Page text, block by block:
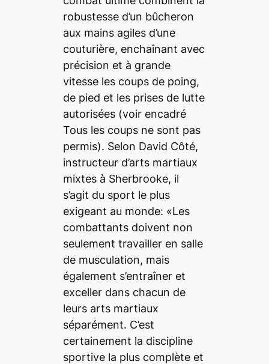
robustesse d’un bûcheron
aux mains agiles d’une
couturière, enchaînant avec
précision et à grande
vitesse les coups de poing,
de pied et les prises de lutte
autorisées (voir encadré
Tous les coups ne sont pas
permis). Selon David Côté,
instructeur d’arts martiaux
mixtes à Sherbrooke, il
s’agit du sport le plus
exigeant au monde: «Les
combattants doivent non
seulement travailler en salle
de musculation, mais
également s’entraîner et
exceller dans chacun de
leurs arts martiaux
séparément. C’est
certainement la discipline
sportive la plus complète et